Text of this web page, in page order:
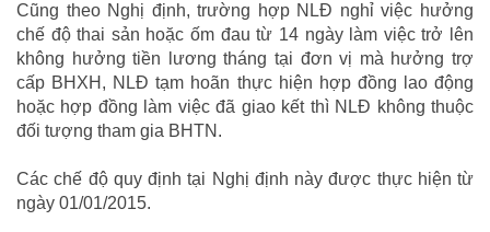
Cũng theo Nghị định, trường hợp NLĐ nghỉ việc hưởng
chế độ thai sản hoặc ốm đau từ 14 ngày làm việc trở lên
không hưởng tiền lương tháng tại đơn vị mà hưởng trợ
cấp BHXH, NLĐ tạm hoãn thực hiện hợp đồng lao động
hoặc hợp đồng làm việc đã giao kết thì NLĐ không thuộc
đối tượng tham gia BHTN.
Các chế độ quy định tại Nghị định này được thực hiện từ
ngày 01/01/2015.